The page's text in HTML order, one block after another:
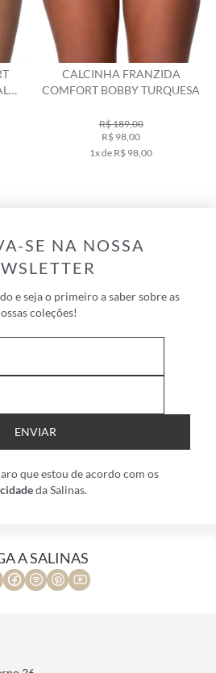
CALCINHA FRANZIDA
COMFORT BOBBY TURQUESA
R$ 189,00
R$ 98,00
1x de R$ 98,00
SE NA NOSSA
e seja o primeiro a saber sobre as
coleções!
ENVIAR
que estou de acordo com os
da Salinas.
A SALINAS